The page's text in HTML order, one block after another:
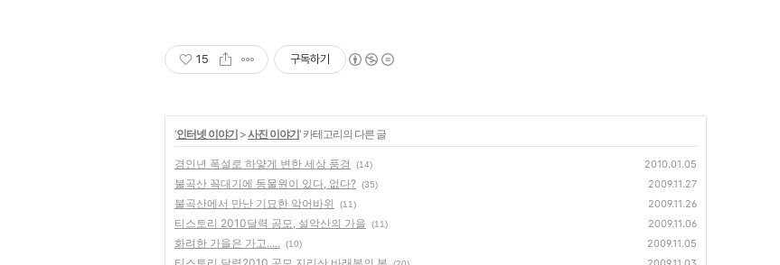
15 구독하기
'인터넷 이야기 >사진 이야기' 카테고리의 다른 글
경인년 폭설로 하얗게 변한 세상 풍경 (14) 2010.01.05
불곡산 꼭대기에 동물원이 있다, 없다? (35) 2009.11.27
불곡산에서 만난 기묘한 악어바위 (11) 2009.11.26
티스토리 2010달력 공모, 설악산의 가을 (11) 2009.11.06
화려한 가을은 가고..... (10) 2009.11.05